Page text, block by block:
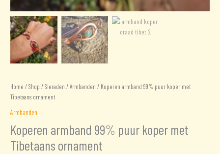
Home /Shop /Sieraden /Armbanden / Koperen armband 99% puur koper met
Tibetaans ornament
Armbanden
Koperen armband 99% puur koper met
Tibetaans ornament